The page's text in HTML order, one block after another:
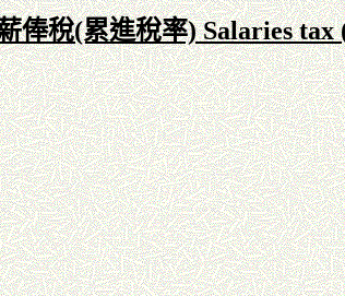
俸稅(累進稅率) Salaries tax